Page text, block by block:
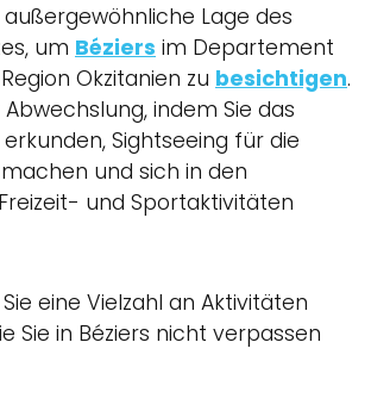
außergewöhnliche Lage des
um Béziers im Departement
Okzitanien zu besichtigen.
indem Sie das
Sightseeing für die
und sich in den
und Sportaktivitäten
eine Vielzahl an Aktivitäten
Sie in Béziers nicht verpassen